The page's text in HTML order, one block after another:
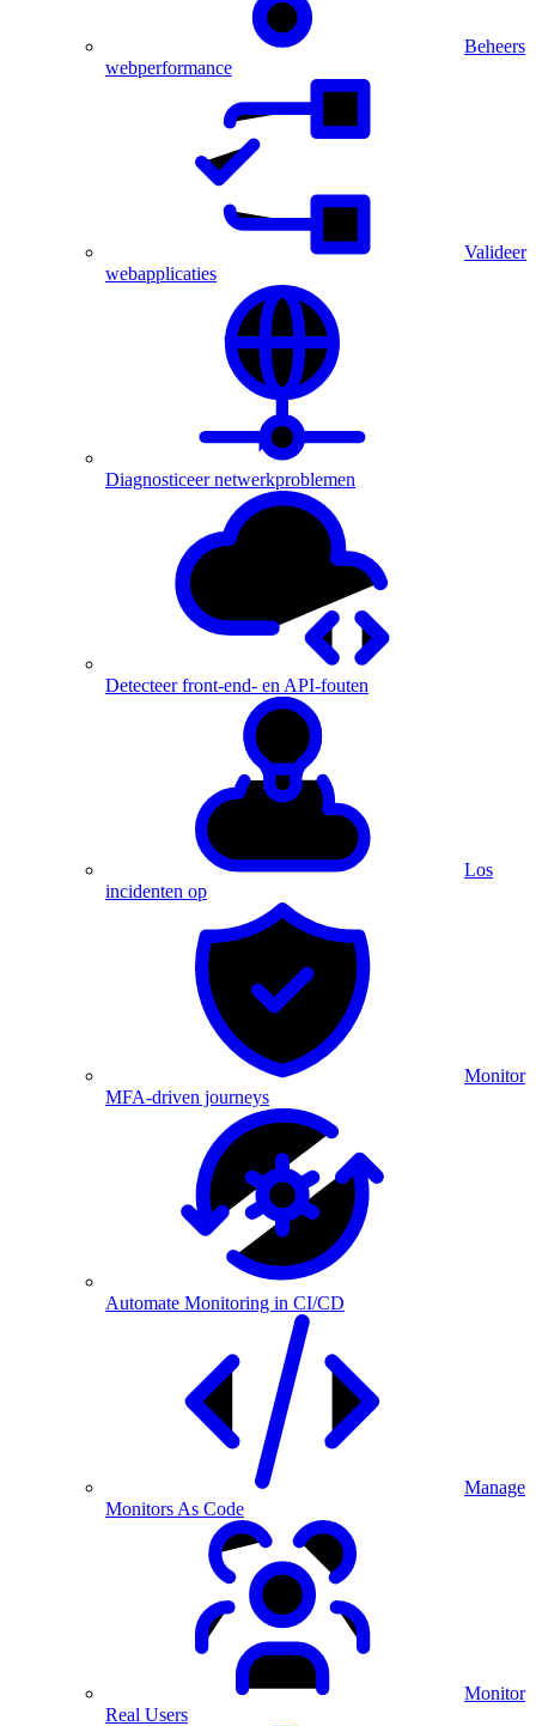
Beheers
webperformance
Valideer
webapplicaties
Diagnosticeer netwerkproblemen
Detecteer front-end- en API-fouten
Los
incidenten op
Monitor
MFA-driven journeys
Automate Monitoring in CI/CD
Manage
Monitors As Code
Monitor
Real Users